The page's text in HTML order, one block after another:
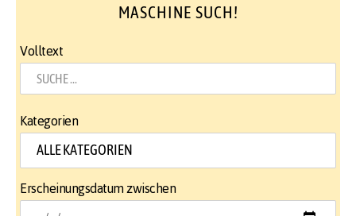
MASCHINE SUCH!
Volltext
Kategorien
Erscheinungsdatum zwischen